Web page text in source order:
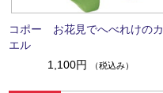
コポー お花見でへべれけのカ
エル
1,100円
（税込み）